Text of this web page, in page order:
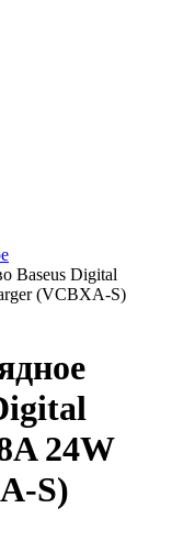
Baseus Digital
(VCBXA-S)
24W
S)